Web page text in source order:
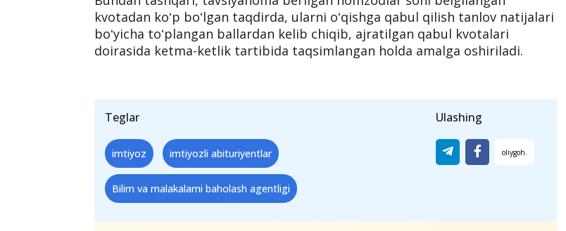
vazirligi Jamoat xavfsizligi departamenti boshligʻining tavsiyanomasiga
asosan huquq-tartibot organlarining OTMga saralashning barcha
bosqichlaridan muvaffaqiyatli oʻtganidan soʻng yakka tartibdagi suhbatsiz
kvotadan koʻp boʻlgan taqdirda, ularni oʻqishga qabul qilish tanlov natijalari
boʻyicha toʻplangan ballardan kelib chiqib, ajratilgan qabul kvotalari
doirasida ketma-ketlik tartibida taqsimlangan holda amalga oshiriladi.
Ulashing